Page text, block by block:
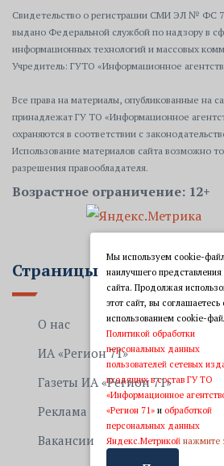
Свидетельство о регистрации СМИ ЭЛ № ФС
выдано Федеральной службой по надзору в
информационных технологий и массовых
Учредитель: ГУТО «Информационное
Все права на материалы, опубликованные на
принадлежат ГУ ТО «Информационное
охраняются в соответствии с
Использование материалов сайта возможно
разрешения правообладателя.
Возрастное ограничение: 12+
Страницы
О нас
ИА «Регион 71»
Газеты ИА «Регион 71»
Реклама
Вакансии
Мы используем cookie-
наилучшего
сайта. Продолжая
этот сайт, вы соглашаетесь
использованием cookie-
Политикой обработки
персональных данных
пользователей сетевых
входящих в состав ГУ ТО
«Информационное
«Регион 71» и обработкой
персональных данных
Яндекс.Метрикой нажмите